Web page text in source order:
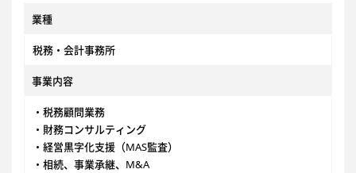
業種
税務・会計事務所
事業内容
・税務顧問業務
・財務コンサルティング
・経営黒字化支援（MAS監査）
・相続、事業承継、M&A